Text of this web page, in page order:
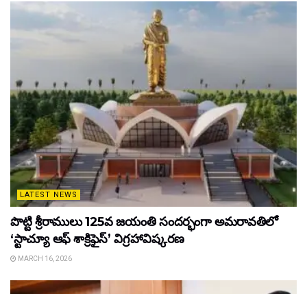
LATEST NEWS
పొట్టి శ్రీరాములు 125వ జయంతి సందర్భంగా అమరావతిలో
‘స్టాచ్యూ ఆఫ్ శాక్రిఫైస్’ విగ్రహావిష్కరణ
MARCH 16, 2026